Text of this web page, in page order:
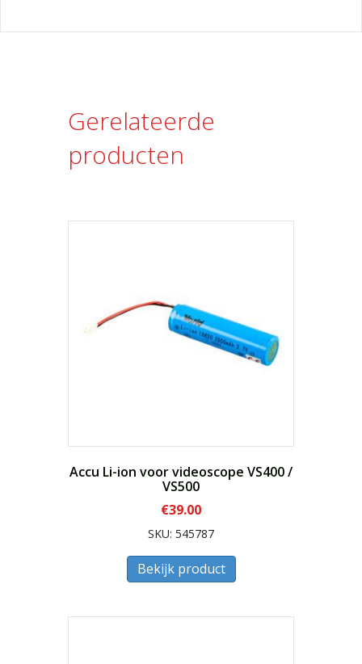
Gerelateerde
producten
Accu Li-ion voor videoscope VS400 /
VS500
€39.00
SKU: 545787
Bekijk product